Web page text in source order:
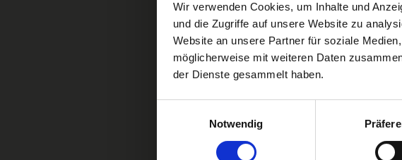
Wir verwenden Cookies, um Inhalte und
und die Zugriffe auf unsere Website zu
Website an unsere Partner für soziale
möglicherweise mit weiteren Daten
der Dienste gesammelt haben.
Notwendig